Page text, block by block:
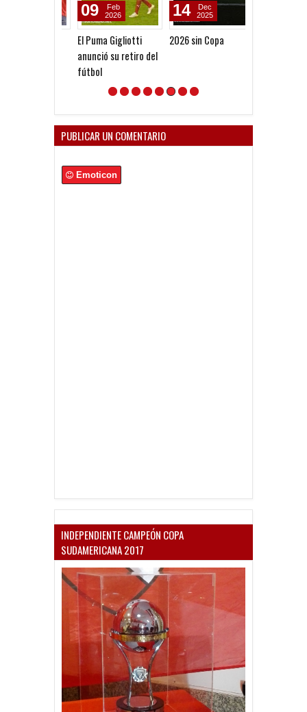
El Puma Gigliotti
anunció su retiro del
fútbol
09
Feb
2026
2026 sin Copa
14
Dec
2025
PUBLICAR UN COMENTARIO
Emoticon
INDEPENDIENTE CAMPEÓN COPA
SUDAMERICANA 2017